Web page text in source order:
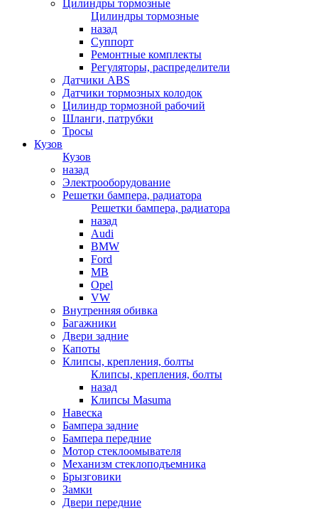
Цилиндры тормозные
Цилиндры тормозные
назад
Суппорт
Ремонтные комплекты
Регуляторы, распределители
Датчики ABS
Датчики тормозных колодок
Цилиндр тормозной рабочий
Шланги, патрубки
Тросы
Кузов
Кузов
назад
Электрооборудование
Решетки бампера, радиатора
Решетки бампера, радиатора
назад
Audi
BMW
Ford
MB
Opel
VW
Внутренняя обивка
Багажники
Двери задние
Капоты
Клипсы, крепления, болты
Клипсы, крепления, болты
назад
Клипсы Masuma
Навеска
Бампера задние
Бампера передние
Мотор стеклоомывателя
Механизм стеклоподъемника
Брызговики
Замки
Двери передние